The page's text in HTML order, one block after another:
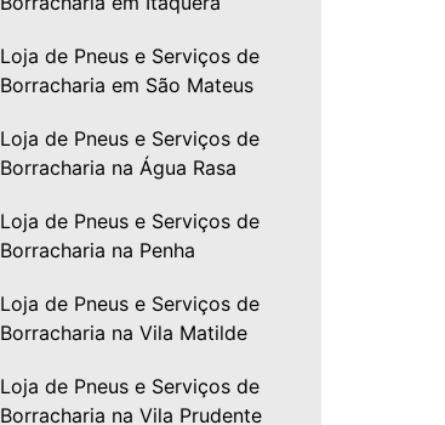
Loja de Pneus e Serviços de
Borracharia em São Mateus
Loja de Pneus e Serviços de
Borracharia na Água Rasa
Loja de Pneus e Serviços de
Borracharia na Penha
Loja de Pneus e Serviços de
Borracharia na Vila Matilde
Loja de Pneus e Serviços de
Borracharia na Vila Prudente